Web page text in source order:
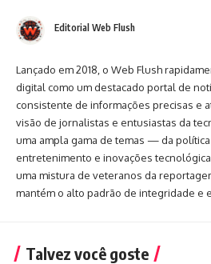
Editorial Web Flush
Lançado em 2018, o Web Flush
digital como um destacado portal de
consistente de informações precisas e
visão de jornalistas e entusiastas da
uma ampla gama de temas — da
entretenimento e inovações
uma mistura de veteranos da
mantém o alto padrão de integridade e
Talvez você goste